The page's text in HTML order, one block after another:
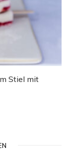
Stiel mit